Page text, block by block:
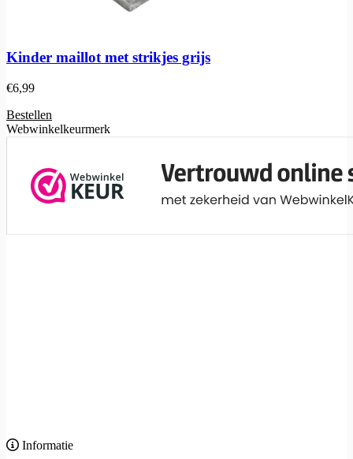
Kinder maillot met strikjes grijs
€6,99
Bestellen
Webwinkelkeurmerk
Informatie